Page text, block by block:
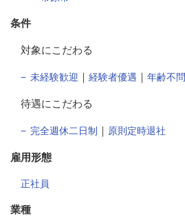
条件
対象にこだわる
未経験歓迎 ｜ 経験者優遇 ｜ 年齢不問
待遇にこだわる
完全週休二日制 ｜ 原則定時退社
雇用形態
正社員
業種